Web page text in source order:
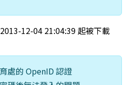
12-04 21:04:39 起被下載
處的 OpenID 認證